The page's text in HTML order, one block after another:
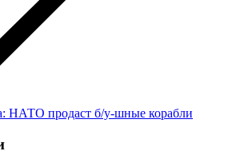
НАТО продаст б/у-шные корабли